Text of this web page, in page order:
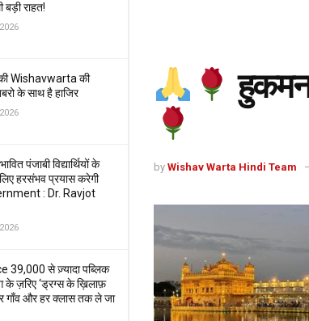
बड़ी राहत!
Wishavwarta की
के साथ है हाजिर
पंजाबी विद्यार्थियों के
लिए हरसंभव प्रयास करेगी
: Dr. Ravjot
39,000 से ज़्यादा पब्लिक
के ज़रिए ‘ड्रग्स के ख़िलाफ़
गाँव और हर क्लास तक ले जा
by Wishav Warta Hindi Team